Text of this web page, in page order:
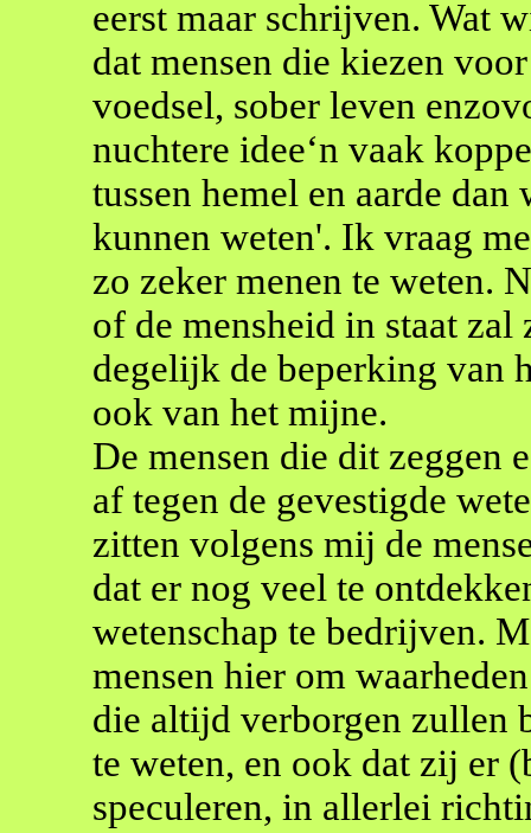
eerst maar schrijven. Wat
dat mensen die kiezen
voedsel, sober leven
nuchtere idee‘n vaak
tussen hemel en aarde
kunnen weten'. Ik vraag
zo zeker menen te weten.
of de mensheid in staat
degelijk de beperking van
ook van het mijne.
De mensen die dit zeggen
af tegen de gevestigde
zitten volgens mij de
dat er nog veel te
wetenschap te bedrijven.
mensen hier om
die altijd verborgen zullen
te weten, en ook dat zij er
speculeren, in allerlei